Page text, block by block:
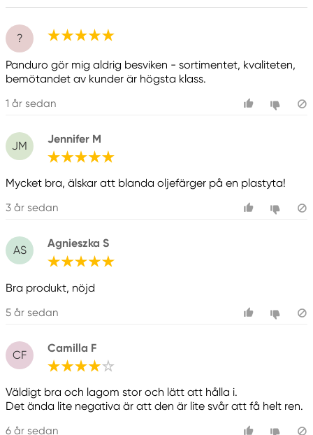
?
Panduro gör mig aldrig besviken - sortimentet, kvaliteten,
bemötandet av kunder är högsta klass.
1 år sedan
JM
Jennifer M
Mycket bra, älskar att blanda oljefärger på en plastyta!
3 år sedan
AS
Agnieszka S
Bra produkt, nöjd
5 år sedan
CF
Camilla F
Väldigt bra och lagom stor och lätt att hålla i.
Det ända lite negativa är att den är lite svår att få helt ren.
6 år sedan